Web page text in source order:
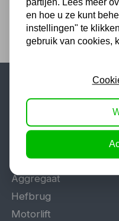
Populaire
Werkplaatsinrichting
Tig lasapparaat
Aggregaat
Hefbrug
Motorlift
partijen. Lees meer
en hoe u ze kunt
instellingen" te
gebruik van cookies,